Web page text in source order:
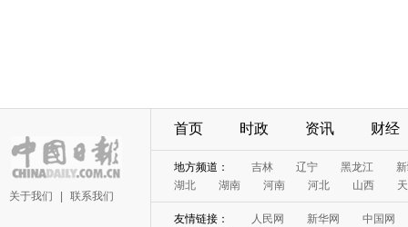
关于我们 联系我们
首页 时政 资讯 财经
地方频道： 吉林 辽宁 黑龙江
湖北
湖南 河南 河北 山西
友情链接： 人民网 新华网
中国网